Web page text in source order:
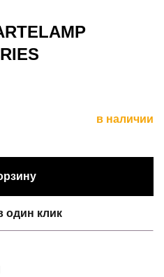
в наличии
один клик